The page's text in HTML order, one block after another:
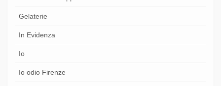
Gelaterie
In Evidenza
Io
Io odio Firenze